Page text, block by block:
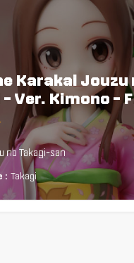
Karakai
Ver. Kimono -
no Takagi-san
: Takagi